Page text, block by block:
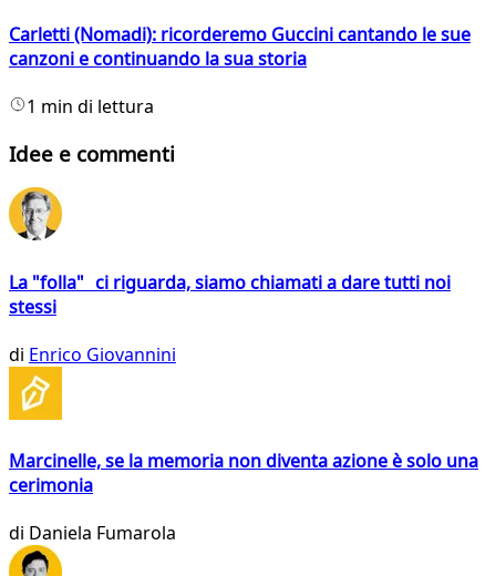
Carletti (Nomadi): ricorderemo Guccini cantando le sue
canzoni e continuando la sua storia
1 min di lettura
Idee e commenti
La "folla" ci riguarda, siamo chiamati a dare tutti noi
stessi
di Enrico Giovannini
Marcinelle, se la memoria non diventa azione è solo una
cerimonia
di Daniela Fumarola